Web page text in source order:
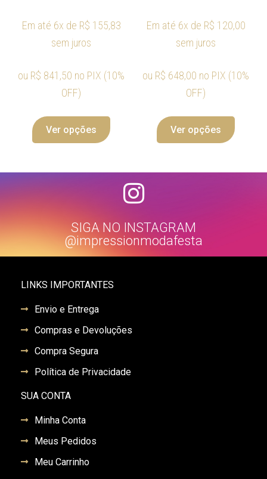
Em até 6x de R$ 155,83
sem juros
ou R$ 841,50 no PIX (10%
OFF)
Ver opções
Em até 6x de R$ 120,00
sem juros
ou R$ 648,00 no PIX (10%
OFF)
Ver opções
SIGA NO INSTAGRAM
@impressionmodafesta
LINKS IMPORTANTES
Envio e Entrega
Compras e Devoluções
Compra Segura
Política de Privacidade
SUA CONTA
Minha Conta
Meus Pedidos
Meu Carrinho